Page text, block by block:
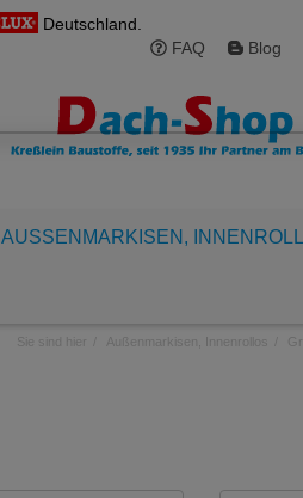
Deutschland.
FAQ
Blog
AUSSENMARKISEN,
Sie sind hier Außenmarkisen, Innenrollos